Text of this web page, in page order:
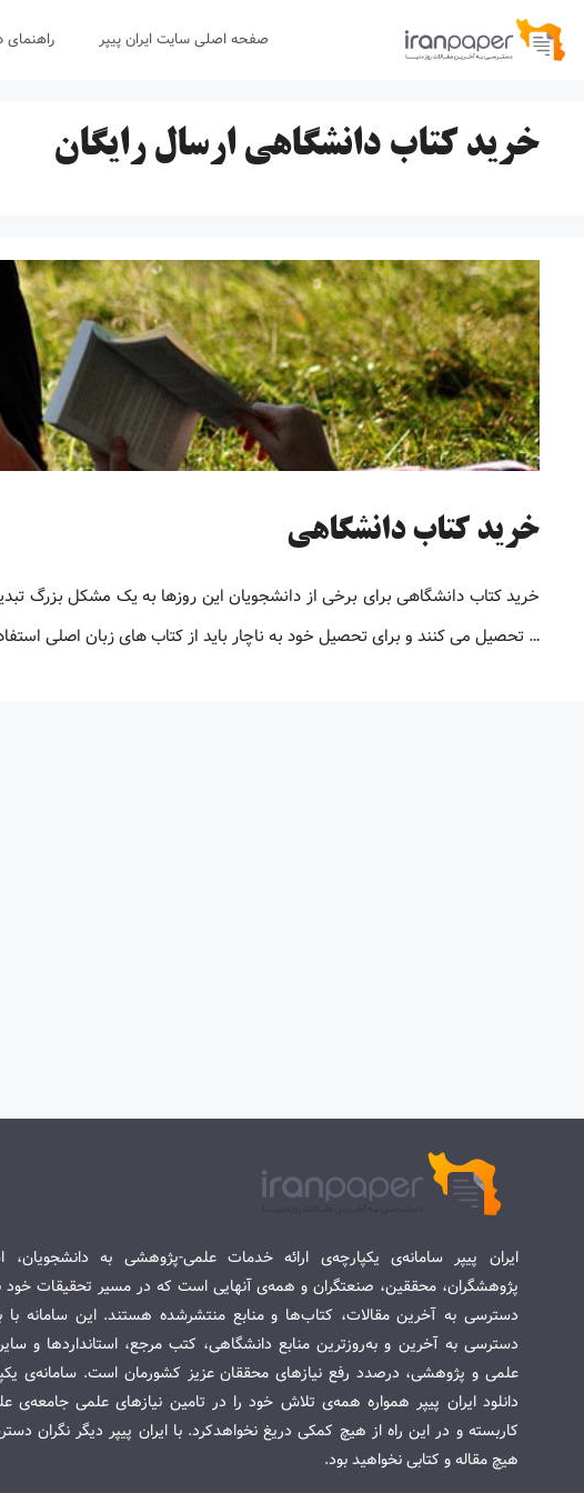
پرش
صفحه اصلی سایت ایران پیپر راهنمای
خرید کتاب دانشگاهی ارسال رایگان
خرید کتاب دانشگاهی
خرید کتاب دانشگاهی برای برخی از دانشجویان این روزها به یک مشکل
… تحصیل می کنند و برای تحصیل خود به ناچار باید از کتاب های زبان اصلی
ایران پیپر سامانه‌ی یکپارچه‌ی ارائه خدمات علمی-پژوهشی به دانشجویان،
پژوهشگران، محققین، صنعتگران و همه‌ی آنهایی است که در مسیر تحقیقات خود
دسترسی به آخرین مقالات، کتاب‌ها و منابع منتشرشده هستند. این سامانه با
دسترسی به آخرین و به‌روزترین منابع دانشگاهی، کتب مرجع، استانداردها و
علمی و پژوهشی، درصدد رفع نیازهای محققان عزیز کشورمان است. سامانه‌ی
دانلود ایران پیپر همواره همه‌ی تلاش خود را در تامین نیازهای علمی جامعه‌ی
کاربسته و در این راه از هیچ کمکی دریغ نخواهدکرد. با ایران پیپر دیگر نگران
هیچ مقاله و کتابی نخواهید بود.